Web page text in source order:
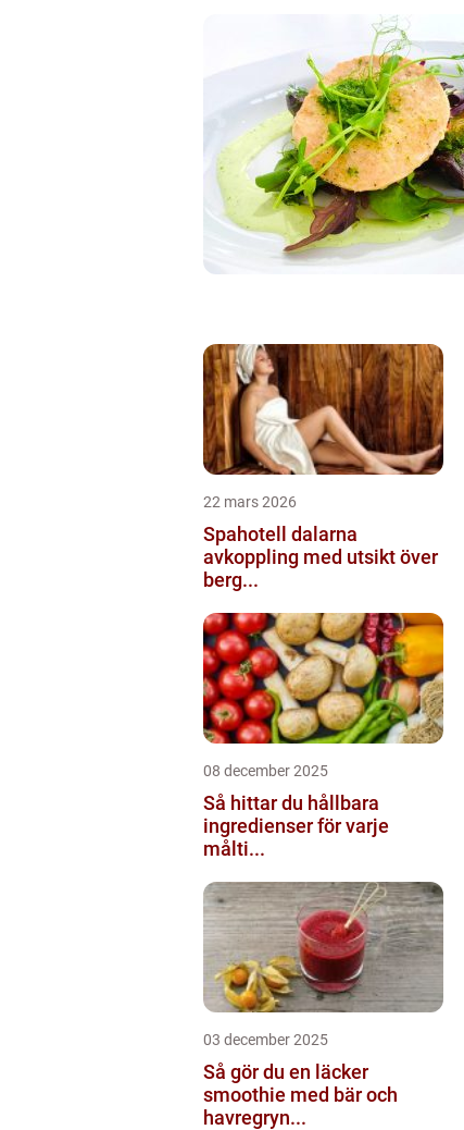
22 mars 2026
Spahotell dalarna
avkoppling med utsikt över
berg...
08 december 2025
Så hittar du hållbara
ingredienser för varje
målti...
03 december 2025
Så gör du en läcker
smoothie med bär och
havregryn...